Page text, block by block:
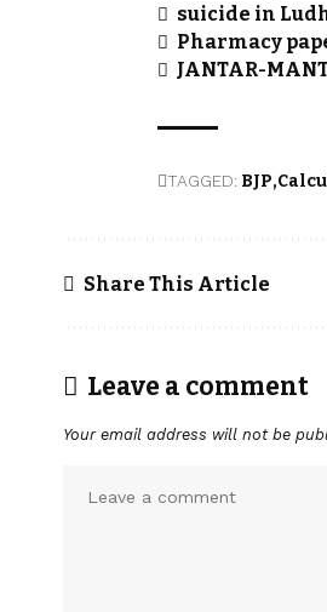
suicide in
Pharmacy paper
JANTAR-
TAGGED: BJP
Share This Article
Leave a comment
Your email address will not be